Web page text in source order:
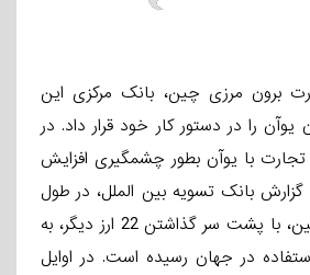
برون­ مرزی چین، بانک مرکزی این
یوآن را در دستور کار خود قرار داد. در
تجارت با یوآن بطور چشمگیری افزایش
گزارش بانک تسویه بین الملل، در طول
این سالها، ارز ملی چین، با پشت­ سر گذاشتن 22 ارز دیگر، به
در جهان رسیده است. در اوایل